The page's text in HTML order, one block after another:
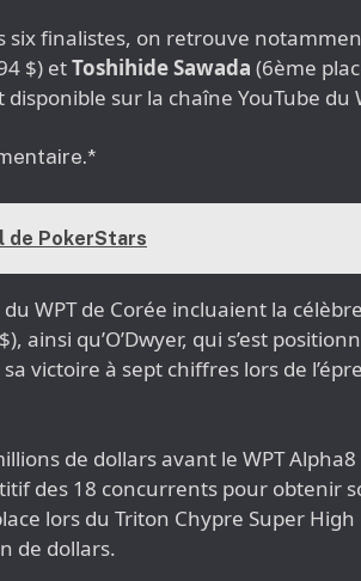
six finalistes, on retrouve
$) etToshihide Sawada (6ème
sur la chaîne YouTube du
de PokerStars
WPT de Corée incluaient la
ainsi qu’O’Dwyer, qui s’est
victoire à sept chiffres lors de
de dollars avant le WPT
des 18 concurrents pour obtenir
lors du Triton Chypre Super High
de dollars.